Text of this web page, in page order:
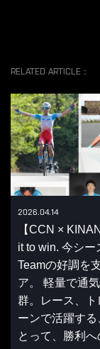
RELATED ARTICLE：
2026.04.14
【CCN ×
it to win. 今シ
Teamの好調を
ア。 軽量で通
群。レース、
ーンで活躍す
とって、勝利へ